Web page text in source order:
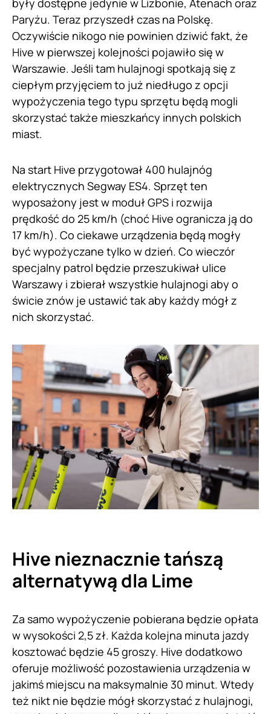
Paryżu. Teraz przyszedł czas na Polskę.
Oczywiście nikogo nie powinien dziwić fakt, że
Hive w pierwszej kolejności pojawiło się w
Warszawie. Jeśli tam hulajnogi spotkają się z
ciepłym przyjęciem to już niedługo z opcji
wypożyczenia tego typu sprzętu będą mogli
skorzystać także mieszkańcy innych polskich
miast.
Na start Hive przygotował 400 hulajnóg
elektrycznych Segway ES4. Sprzęt ten
wyposażony jest w moduł GPS i rozwija
prędkość do 25 km/h (choć Hive ogranicza ją do
17 km/h). Co ciekawe urządzenia będą mogły
być wypożyczane tylko w dzień. Co wieczór
specjalny patrol będzie przeszukiwał ulice
Warszawy i zbierał wszystkie hulajnogi aby o
świcie znów je ustawić tak aby każdy mógł z
nich skorzystać.
Hive nieznacznie tańszą
alternatywą dla Lime
Za samo wypożyczenie pobierana będzie opłata
w wysokości 2,5 zł. Każda kolejna minuta jazdy
kosztować będzie 45 groszy. Hive dodatkowo
oferuje możliwość pozostawienia urządzenia w
jakimś miejscu na maksymalnie 30 minut. Wtedy
też nikt nie będzie mógł skorzystać z hulajnogi,